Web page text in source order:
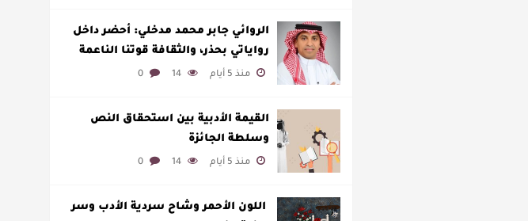
الروائي جابر محمد مدخلي: أحضر داخل
رواياتي بحذر، والثقافة قوتنا الناعمة
لمخاطبة العالم.
منذ 5 أيام 14
0
القيمة الأدبية بين استحقاق النص
وسلطة الجائزة
منذ 5 أيام 14
0
​ اللون الأحمر وشاح سردية الأدب وسر